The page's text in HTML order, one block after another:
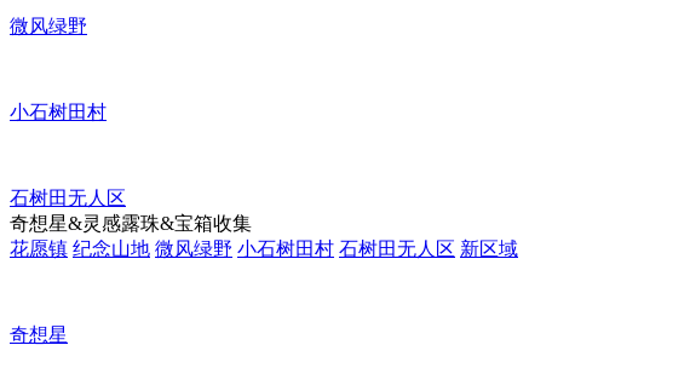
微风绿野
小石树田村
石树田无人区
奇想星&灵感露珠&宝箱收集
花愿镇 纪念山地 微风绿野 小石树田村 石树田无人区 新区域
奇想星